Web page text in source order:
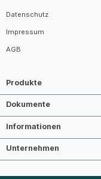
Datenschutz
Impressum
AGB
Produkte
Dokumente
Informationen
Unternehmen